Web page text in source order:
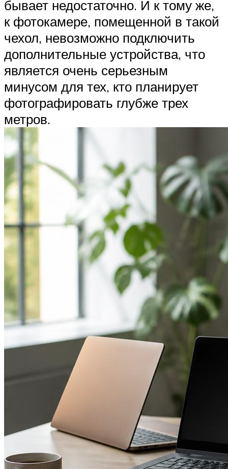
бывает недостаточно. И к тому же,
к фотокамере, помещенной в такой
чехол, невозможно подключить
дополнительные устройства, что
является очень серьезным
минусом для тех, кто планирует
фотографировать глубже трех
метров.